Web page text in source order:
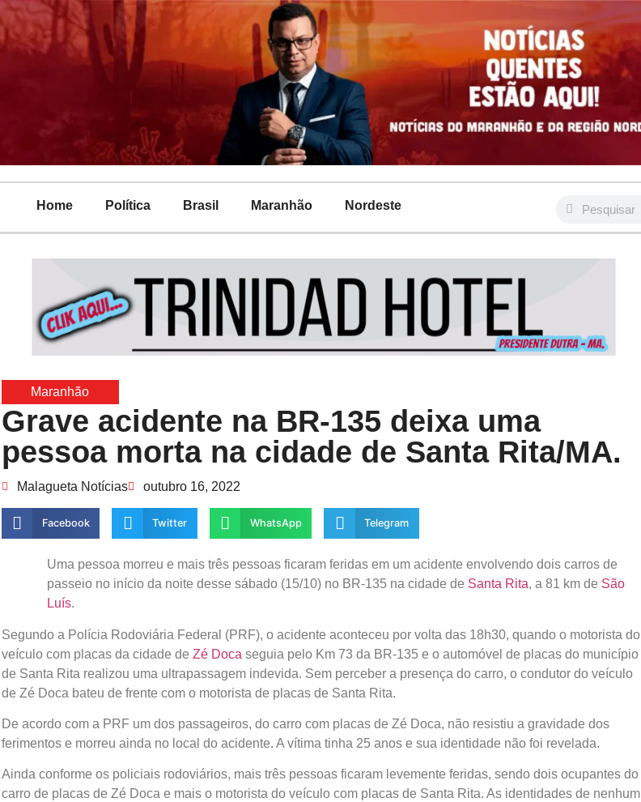
Home Política Brasil Maranhão Nordeste
Maranhão
Grave acidente na BR-135 deixa uma
pessoa morta na cidade de Santa Rita/MA.
Malagueta Notícias outubro 16, 2022
Facebook Twitter WhatsApp Telegram
Uma pessoa morreu e mais três pessoas ficaram feridas em um acidente envolvendo dois carros de
passeio no início da noite desse sábado (15/10) no BR-135 na cidade de Santa Rita, a 81 km de São
Luís.
Segundo a Polícia Rodoviária Federal (PRF), o acidente aconteceu por volta das 18h30, quando o motorista do
veículo com placas da cidade de Zé Doca seguia pelo Km 73 da BR-135 e o automóvel de placas do município
de Santa Rita realizou uma ultrapassagem indevida. Sem perceber a presença do carro, o condutor do veículo
de Zé Doca bateu de frente com o motorista de placas de Santa Rita.
De acordo com a PRF um dos passageiros, do carro com placas de Zé Doca, não resistiu a gravidade dos
ferimentos e morreu ainda no local do acidente. A vítima tinha 25 anos e sua identidade não foi revelada.
Ainda conforme os policiais rodoviários, mais três pessoas ficaram levemente feridas, sendo dois ocupantes do
carro de placas de Zé Doca e mais o motorista do veículo com placas de Santa Rita. As identidades de nenhum